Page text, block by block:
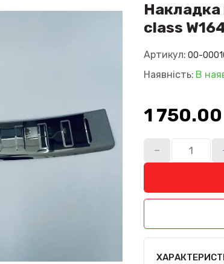
Накладка
class
Артикул: 00-
Наявність: В
1 750.00₴